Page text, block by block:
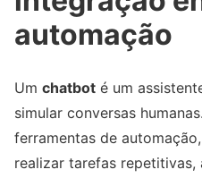
automação
Um chatbot é um
simular conversas
ferramentas de
realizar tarefas repetitivas,